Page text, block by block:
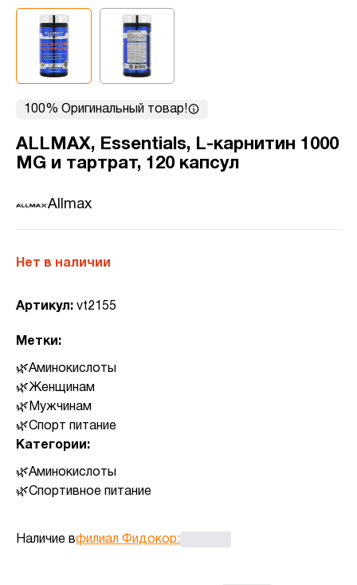
100% Оригинальный товар!
ALLMAX, Essentials, L-карнитин 1000
MG и тартрат, 120 капсул
Allmax
Нет в наличии
Артикул: vt2155
Метки:
Аминокислоты
Женщинам
Мужчинам
Спорт питание
Категории:
Аминокислоты
Спортивное питание
Наличие вфилиал Фидокор: